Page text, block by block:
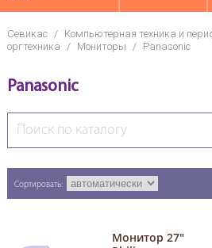
Севикас / Компьютерная техника и
оргтехника / Мониторы / Panasonic
Panasonic
Сортировать:
Монитор 27"